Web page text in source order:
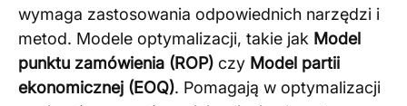
wymaga zastosowania odpowiednich narzędzi i
metod. Modele optymalizacji, takie jak Model
punktu zamówienia (ROP) czy Model partii
ekonomicznej (EOQ). Pomagają w optymalizacji